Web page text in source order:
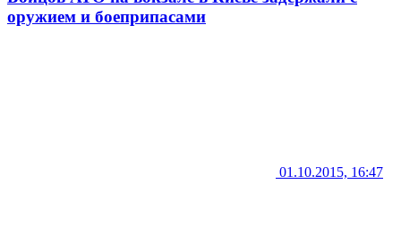
оружием и боеприпасами
01.10.2015, 16:47